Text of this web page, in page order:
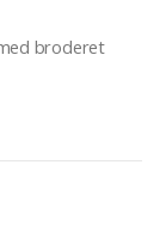
broderet